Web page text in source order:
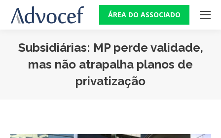
ÁREA DO ASSOCIADO
Subsidiárias: MP perde validade,
mas não atrapalha planos de
privatização